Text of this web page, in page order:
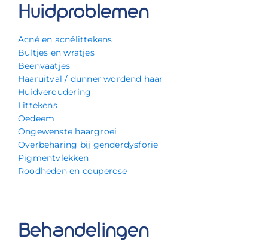
Huidproblemen
Acné en acnélittekens
Bultjes en wratjes
Beenvaatjes
Haaruitval / dunner wordend haar
Huidveroudering
Littekens
Oedeem
Ongewenste haargroei
Overbeharing bij genderdysforie
Pigmentvlekken
Roodheden en couperose
Behandelingen